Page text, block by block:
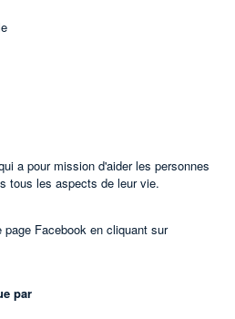
a pour mission d'aider les personnes
tous les aspects de leur vie.
Facebook en cliquant sur
par